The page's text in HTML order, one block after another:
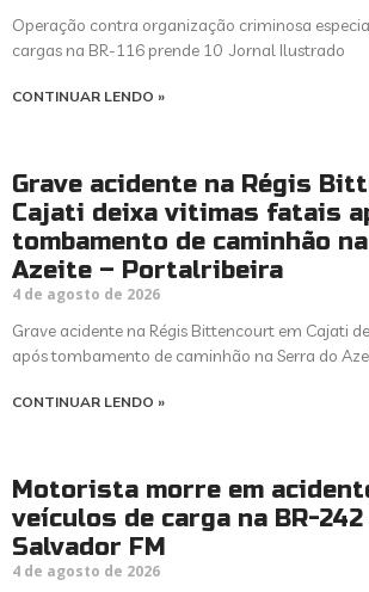
Operação contra organização criminosa
cargas na BR-116 prende 10 Jornal Ilustrado
CONTINUAR LENDO »
Grave acidente na Régis
Cajati deixa vitimas fatais
tombamento de caminhão
Azeite – Portalribeira
4 de agosto de 2026
Grave acidente na Régis Bittencourt em Cajati
após tombamento de caminhão na Serra do
CONTINUAR LENDO »
Motorista morre em
veículos de carga na BR-
Salvador FM
4 de agosto de 2026